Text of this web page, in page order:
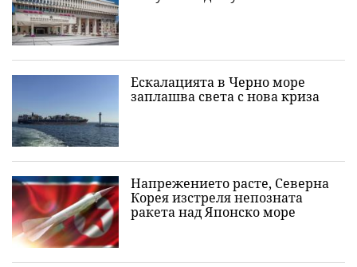
Ескалацията в Черно море
заплашва света с нова криза
Напрежението расте, Северна
Корея изстреля непозната
ракета над Японско море